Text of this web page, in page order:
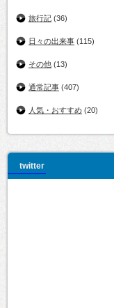
旅行記 (36)
日々の出来事 (115)
その他 (13)
通常記事 (407)
人気・おすすめ (20)
twitter